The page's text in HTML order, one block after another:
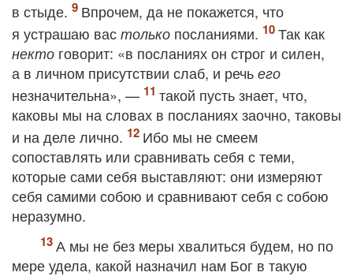
в стыде.
Впрочем, да не покажется, что
я устрашаю вас только посланиями. Так как
некто говорит: «в посланиях он строг и силен,
а в личном присутствии слаб, и речь его
незначительна», —
такой пусть знает, что,
каковы мы на словах в посланиях заочно, таковы
и на деле лично.
Ибо мы не смеем
сопоставлять или сравнивать себя с теми,
которые сами себя выставляют: они измеряют
себя самими собою и сравнивают себя с собою
неразумно.
А мы не без меры хвалиться будем, но по
мере удела, какой назначил нам Бог в такую